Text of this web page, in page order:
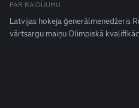
PAR RAIDĪJUMU
Latvijas hokeja ģenerālmenedžeris
vārtsargu maiņu Olimpiskā